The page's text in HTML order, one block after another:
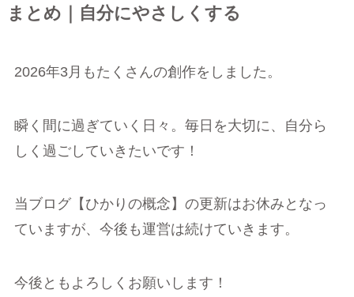
まとめ｜自分にやさしくする
2026年3月もたくさんの創作をしました。
瞬く間に過ぎていく日々。毎日を大切に、自分ら
しく過ごしていきたいです！
当ブログ【ひかりの概念】の更新はお休みとなっ
ていますが、今後も運営は続けていきます。
今後ともよろしくお願いします！